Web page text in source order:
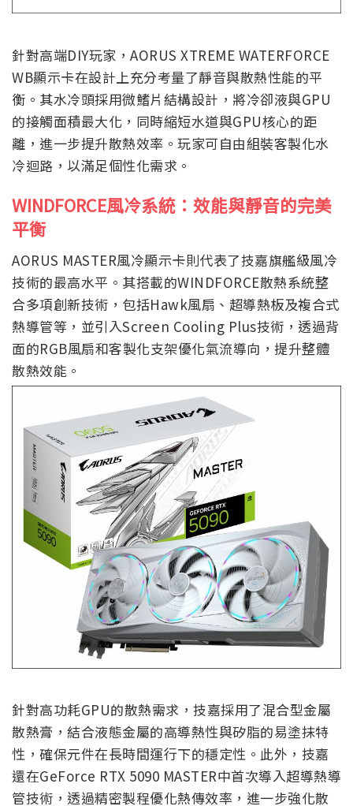
針對高端DIY玩家，AORUS XTREME WATERFORCE
WB顯示卡在設計上充分考量了靜音與散熱性能的平
衡。其水冷頭採用微鰭片結構設計，將冷卻液與GPU
的接觸面積最大化，同時縮短水道與GPU核心的距
離，進一步提升散熱效率。玩家可自由組裝客製化水
冷迴路，以滿足個性化需求。
WINDFORCE風冷系統：效能與靜音的完美
平衡
AORUS MASTER風冷顯示卡則代表了技嘉旗艦級風冷
技術的最高水平。其搭載的WINDFORCE散熱系統整
合多項創新技術，包括Hawk風扇、超導熱板及複合式
熱導管等，並引入Screen Cooling Plus技術，透過背
面的RGB風扇和客製化支架優化氣流導向，提升整體
散熱效能。
針對高功耗GPU的散熱需求，技嘉採用了混合型金屬
散熱膏，結合液態金屬的高導熱性與矽脂的易塗抹特
性，確保元件在長時間運行下的穩定性。此外，技嘉
還在GeForce RTX 5090 MASTER中首次導入超導熱導
管技術，透過精密製程優化熱傳效率，進一步強化散